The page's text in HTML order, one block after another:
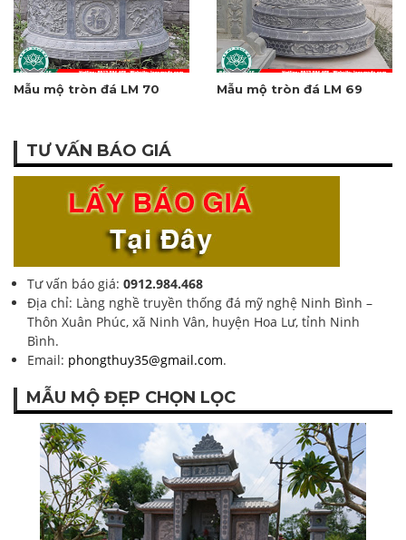
Mẫu mộ tròn đá LM 70 Mẫu mộ tròn đá LM 69
TƯ VẤN BÁO GIÁ
Tư vấn báo giá: 0912.984.468
Địa chỉ: Làng nghề truyền thống đá mỹ nghệ Ninh Bình –
Thôn Xuân Phúc, xã Ninh Vân, huyện Hoa Lư, tỉnh Ninh
Bình.
Email: phongthuy35@gmail.com.
MẪU MỘ ĐẸP CHỌN LỌC